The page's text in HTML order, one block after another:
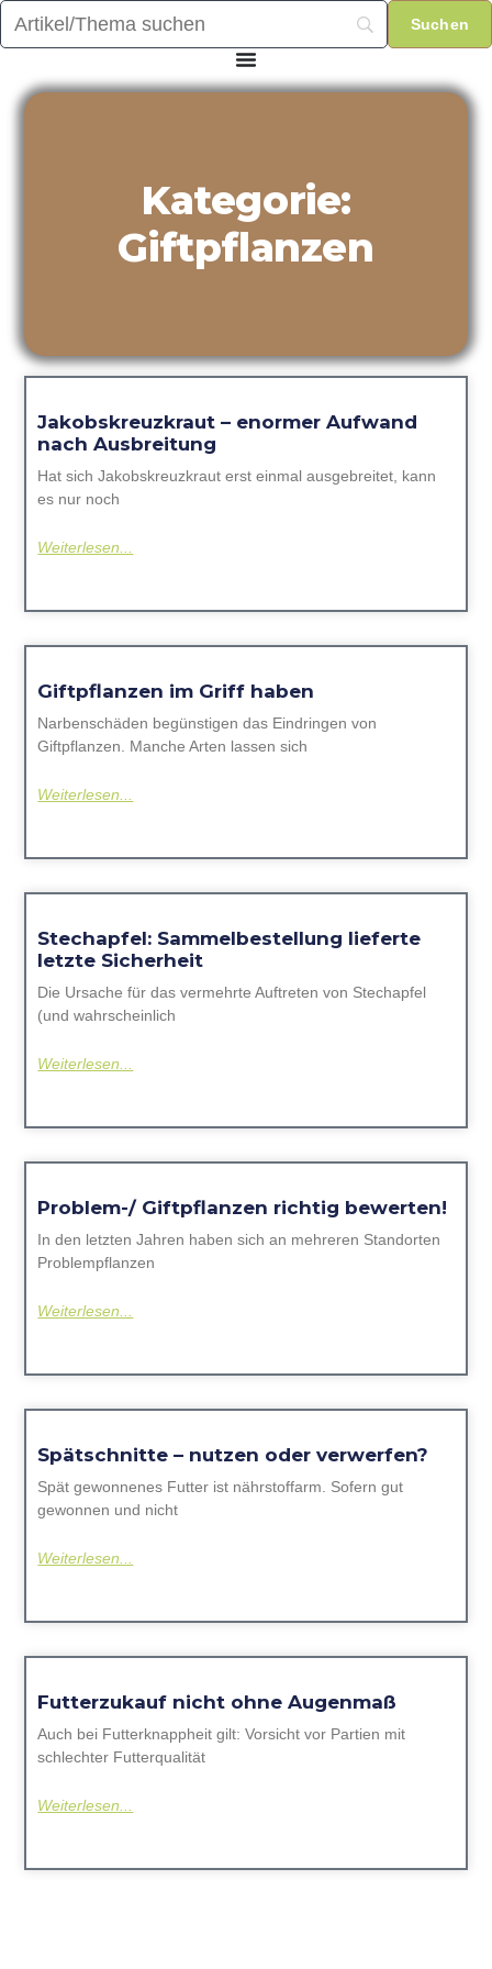
Kategorie:
Giftpflanzen
Jakobskreuzkraut – enormer Aufwand
nach Ausbreitung
Hat sich Jakobskreuzkraut erst einmal ausgebreitet, kann
es nur noch
Weiterlesen...
Giftpflanzen im Griff haben
Narbenschäden begünstigen das Eindringen von
Giftpflanzen. Manche Arten lassen sich
Weiterlesen...
Stechapfel: Sammelbestellung lieferte
letzte Sicherheit
Die Ursache für das vermehrte Auftreten von Stechapfel
(und wahrscheinlich
Weiterlesen...
Problem-/ Giftpflanzen richtig bewerten!
In den letzten Jahren haben sich an mehreren Standorten
Problempflanzen
Weiterlesen...
Spätschnitte – nutzen oder verwerfen?
Spät gewonnenes Futter ist nährstoffarm. Sofern gut
gewonnen und nicht
Weiterlesen...
Futterzukauf nicht ohne Augenmaß
Auch bei Futterknappheit gilt: Vorsicht vor Partien mit
schlechter Futterqualität
Weiterlesen...